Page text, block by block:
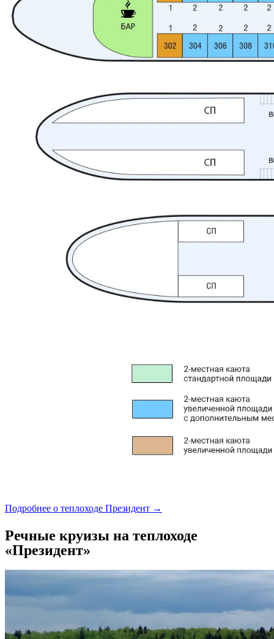
Подробнее о теплоходе Президент →
Речные круизы на теплоходе
«Президент»